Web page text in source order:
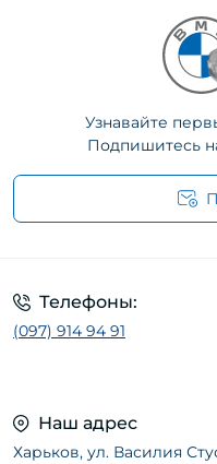
Узнавайте
Подпишитесь
Телефоны:
(097) 914 94 91
Наш адрес
Харьков, ул. Василия